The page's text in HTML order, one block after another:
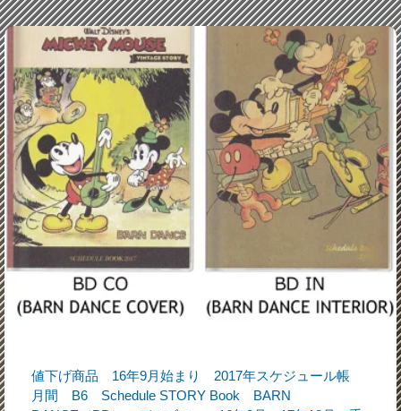
値下げ商品 16年9月始まり 2017年スケジュール帳
月間 B6 Schedule STORY Book BARN